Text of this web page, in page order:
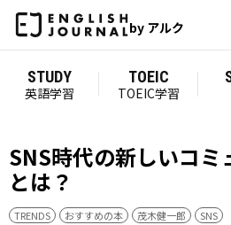
by アルク
STUDY
英語学習
TOEIC
TOEIC学習
SNS時代の新しいコミ
とは？
TRENDS おすすめの本 茂木健一郎
SNS